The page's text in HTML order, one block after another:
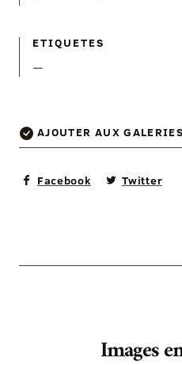
ETIQUETES
—
AJOUTER AUX GALERIES
Facebook Twitter
Images